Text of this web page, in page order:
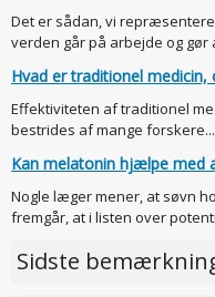
Det er sådan, vi
verden går på arbejde og gør
Hvad er traditionel medicin,
Effektiviteten af traditionel
bestrides af mange forskere...
Kan melatonin hjælpe med
Nogle læger mener, at søvn
fremgår, at i listen over
Sidste